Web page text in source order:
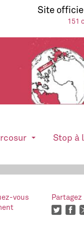
Site
151
Stop à
vous
Partagez